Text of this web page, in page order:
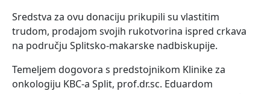
Sredstva za ovu donaciju prikupili su vlastitim
trudom, prodajom svojih rukotvorina ispred crkava
na području Splitsko-makarske nadbiskupije.
Temeljem dogovora s predstojnikom Klinike za
onkologiju KBC-a Split, prof.dr.sc. Eduardom